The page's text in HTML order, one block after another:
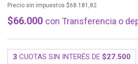
Precio sin impuestos $68.181,82
$66.000 con Transferencia o
3 CUOTAS SIN INTERÉS DE $27.500